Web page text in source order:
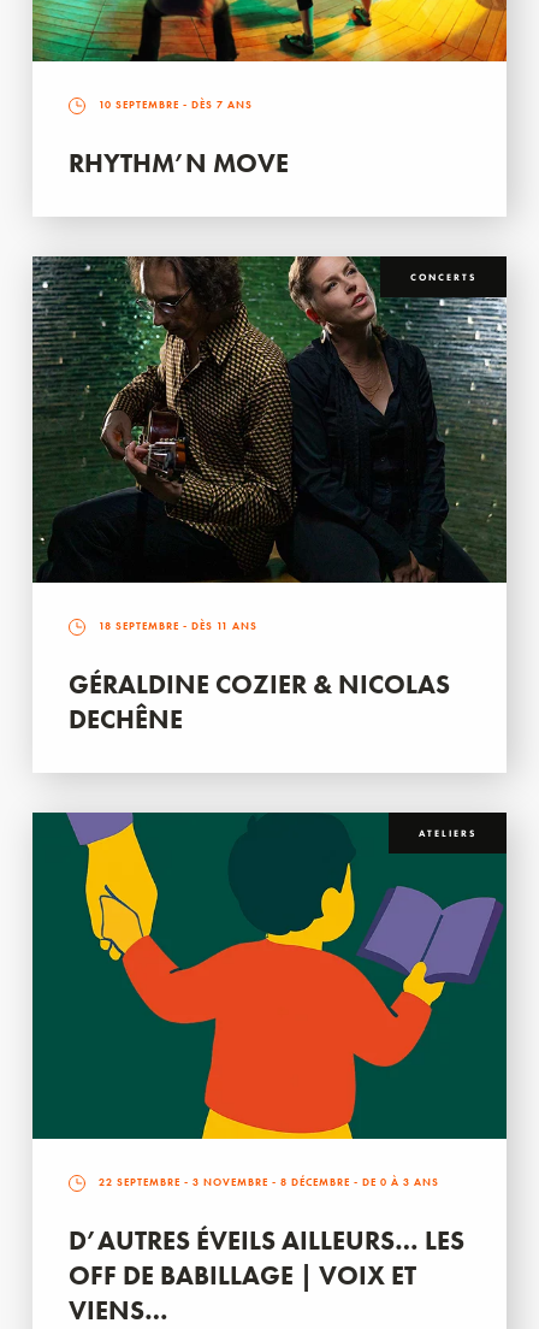
10 SEPTEMBRE - DÈS 7 ANS
RHYTHM’N MOVE
CONCERTS
18 SEPTEMBRE - DÈS 11 ANS
GÉRALDINE COZIER & NICOLAS
DECHÊNE
ATELIERS
22 SEPTEMBRE - 3 NOVEMBRE - 8 DÉCEMBRE - DE 0 À 3 ANS
D’AUTRES ÉVEILS AILLEURS… LES
OFF DE BABILLAGE | VOIX ET
VIENS…